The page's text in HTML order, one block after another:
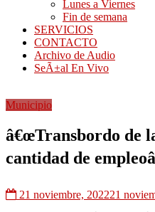
Lunes a Viernes
Fin de semana
SERVICIOS
CONTACTO
Archivo de Audio
SeÃ±al En Vivo
Municipio
â€œTransbordo de
cantidad de
21 noviembre, 202221